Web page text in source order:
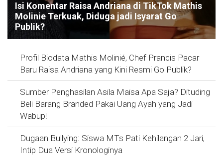
Isi Komentar Raisa Andriana di TikTok Mathis
Molinie Terkuak, Diduga jadi Isyarat Go
Publik?
Profil Biodata Mathis Molinié, Chef Prancis Pacar
Baru Raisa Andriana yang Kini Resmi Go Publik?
Sumber Penghasilan Asila Maisa Apa Saja? Dituding
Beli Barang Branded Pakai Uang Ayah yang Jadi
Wabup!
Dugaan Bullying: Siswa MTs Pati Kehilangan 2 Jari,
Intip Dua Versi Kronologinya